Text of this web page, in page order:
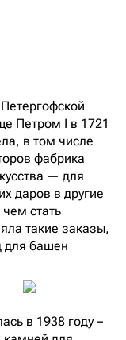
Петром I в 1721
в том числе
фабрика
— для
даров в другие
стать
такие заказы,
для башен
в 1938 году –